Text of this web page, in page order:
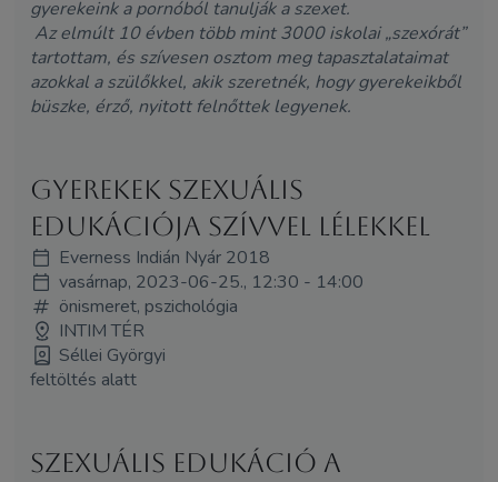
gyerekeink a pornóból tanulják a szexet.
Az elmúlt 10 évben több mint 3000 iskolai „szexórát”
tartottam, és szívesen osztom meg tapasztalataimat
azokkal a szülőkkel, akik szeretnék, hogy gyerekeikből
büszke, érző, nyitott felnőttek legyenek.
Gyerekek szexuális
edukációja szívvel lélekkel
Everness Indián Nyár 2018
vasárnap, 2023-06-25., 12:30 - 14:00
önismeret, pszichológia
INTIM TÉR
Séllei Györgyi
feltöltés alatt
Szexuális edukáció a